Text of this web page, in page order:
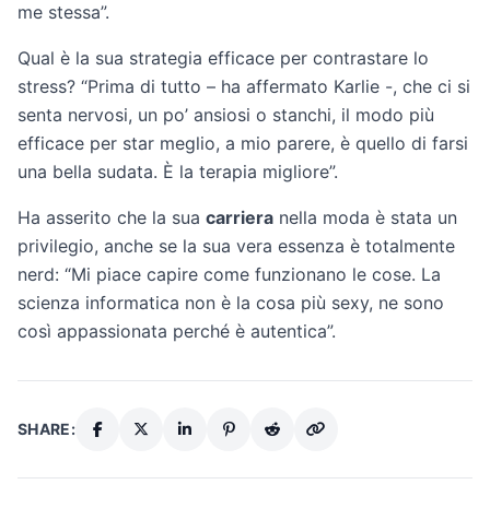
me stessa”.
Qual è la sua strategia efficace per contrastare lo
stress? “Prima di tutto – ha affermato Karlie -, che ci si
senta nervosi, un po’ ansiosi o stanchi, il modo più
efficace per star meglio, a mio parere, è quello di farsi
una bella sudata. È la terapia migliore”.
Ha asserito che la sua carriera nella moda è stata un
privilegio, anche se la sua vera essenza è totalmente
nerd: “Mi piace capire come funzionano le cose. La
scienza informatica non è la cosa più sexy, ne sono
così appassionata perché è autentica”.
SHARE: